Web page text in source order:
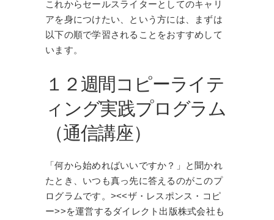
これからセールスライターとしてのキャリ
アを身につけたい、という方には、まずは
以下の順で学習されることをおすすめして
います。
１２週間コピーライテ
ィング実践プログラム
（通信講座）
「何から始めればいいですか？」と聞かれ
たとき、いつも真っ先に答えるのがこのプ
ログラムです。><<ザ・レスポンス・コピ
ー>>を運営するダイレクト出版株式会社も